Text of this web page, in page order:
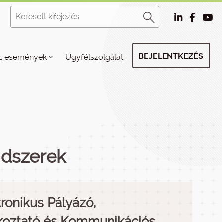
események Ügyfélszolgálat BEJELENTKEZÉS
Pályázó,